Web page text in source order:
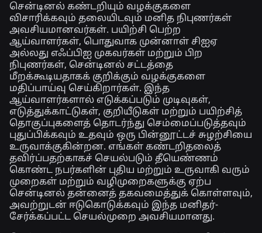
சென்டினல் கண்டறியும் வழக்குகளை
விசாரிக்கவும் தலையிடவும் மனித நிபுணர்கள்
அவசியமானவர்கள். பயிற்சி பெற்ற
ஆய்வாளர்கள், பொதுவாக முன்னாள் சிஐஏ
அல்லது எஃப்பிஐ முகவர்கள் மற்றும் பிற
நிபுணர்கள், சென்டினல் சட்டத்தை
மீறக்கூடியதாகக் குறிக்கும் வழக்குகளை
மதிப்பாய்வு செய்கிறார்கள். இந்த
ஆய்வாளர்களால் எடுக்கப்படும் முடிவுகள்,
எடுத்துக்காட்டுகள், குறியீடுகள் மற்றும் பயிற்சித்
தொகுப்புகளைத் தொடர்ந்து செம்மைப்படுத்தவும்
புதுப்பிக்கவும் உதவும் ஒரு பின்னூட்டச் சுழற்சியை
உருவாக்குகின்றன. எங்கள் கண்டறிதலைத்
தவிர்ப்பதற்காகச் செயல்படும் தீயெண்ணம்
கொண்ட நபர்களின் புதிய மற்றும் உருவாகி வரும்
முறைகள் மற்றும் வழிமுறைகளுக்கு ஏற்ப
சென்டினல் தன்னைத் தகவமைத்துக் கொள்ளவும்,
அவற்றுடன் ஈடுகொடுக்கவும் இந்த மனிதர்-
சேர்க்கப்பட்ட செயல்முறை அவசியமானது.